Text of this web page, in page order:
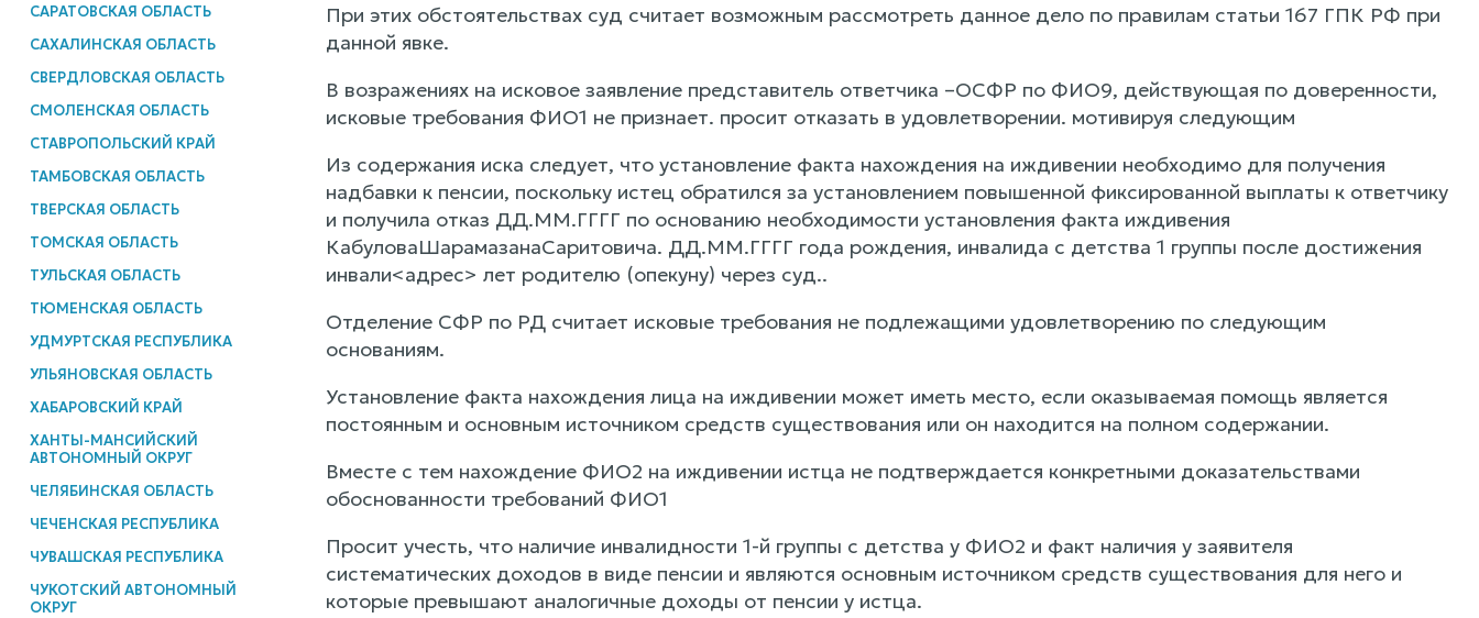
САРАТОВСКАЯ ОБЛАСТЬ
САХАЛИНСКАЯ ОБЛАСТЬ
СВЕРДЛОВСКАЯ ОБЛАСТЬ
СМОЛЕНСКАЯ ОБЛАСТЬ
СТАВРОПОЛЬСКИЙ КРАЙ
ТАМБОВСКАЯ ОБЛАСТЬ
ТВЕРСКАЯ ОБЛАСТЬ
ТОМСКАЯ ОБЛАСТЬ
ТУЛЬСКАЯ ОБЛАСТЬ
ТЮМЕНСКАЯ ОБЛАСТЬ
УДМУРТСКАЯ РЕСПУБЛИКА
УЛЬЯНОВСКАЯ ОБЛАСТЬ
ХАБАРОВСКИЙ КРАЙ
ХАНТЫ-МАНСИЙСКИЙ
АВТОНОМНЫЙ ОКРУГ
ЧЕЛЯБИНСКАЯ ОБЛАСТЬ
ЧЕЧЕНСКАЯ РЕСПУБЛИКА
ЧУВАШСКАЯ РЕСПУБЛИКА
ЧУКОТСКИЙ АВТОНОМНЫЙ
ОКРУГ
При этих обстоятельствах суд считает возможным рассмотреть данное дело по правилам статьи 167 ГПК РФ при
данной явке.
В возражениях на исковое заявление представитель ответчика –ОСФР по ФИО9, действующая по доверенности,
исковые требования ФИО1 не признает. просит отказать в удовлетворении. мотивируя следующим
Из содержания иска следует, что установление факта нахождения на иждивении необходимо для получения
надбавки к пенсии, поскольку истец обратился за установлением повышенной фиксированной выплаты к ответчику
и получила отказ ДД.ММ.ГГГГ по основанию необходимости установления факта иждивения
КабуловаШарамазанаСаритовича. ДД.ММ.ГГГГ года рождения, инвалида с детства 1 группы после достижения
инвали<адрес> лет родителю (опекуну) через суд..
Отделение СФР по РД считает исковые требования не подлежащими удовлетворению по следующим
основаниям.
Установление факта нахождения лица на иждивении может иметь место, если оказываемая помощь является
постоянным и основным источником средств существования или он находится на полном содержании.
Вместе с тем нахождение ФИО2 на иждивении истца не подтверждается конкретными доказательствами
обоснованности требований ФИО1
Просит учесть, что наличие инвалидности 1-й группы с детства у ФИО2 и факт наличия у заявителя
систематических доходов в виде пенсии и являются основным источником средств существования для него и
которые превышают аналогичные доходы от пенсии у истца.